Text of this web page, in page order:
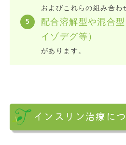
およびこれらの組み合わ
配合溶解型や混合
イゾデグ等）
があります。
インスリン治療に